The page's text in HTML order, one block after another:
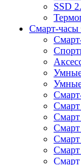
SSD
Смарт-часы
Умные
Смарт
Смарт
Смарт
Смарт
Смарт
Смарт